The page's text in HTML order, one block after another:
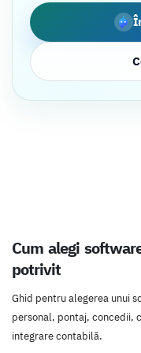
Cum alegi
potrivit
Ghid pentru alegerea unui
personal, pontaj, concedii,
integrare contabilă.